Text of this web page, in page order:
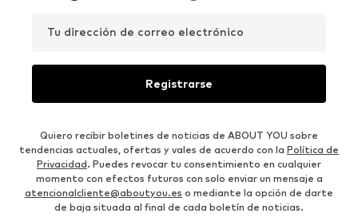
Tu dirección de correo electrónico
Registrarse
Quiero recibir boletines de noticias de ABOUT YOU sobre
tendencias actuales, ofertas y vales de acuerdo con la Política de
Privacidad. Puedes revocar tu consentimiento en cualquier
momento con efectos futuros con solo enviar un mensaje a
atencionalcliente@aboutyou.es o mediante la opción de darte
de baja situada al final de cada boletín de noticias.